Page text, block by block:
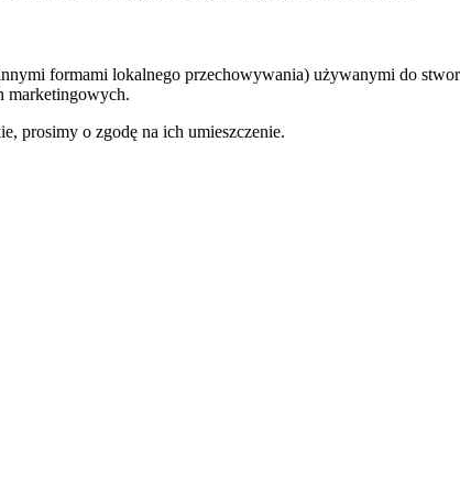
formami lokalnego przechowywania) używanymi do
marketingowych.
prosimy o zgodę na ich umieszczenie.